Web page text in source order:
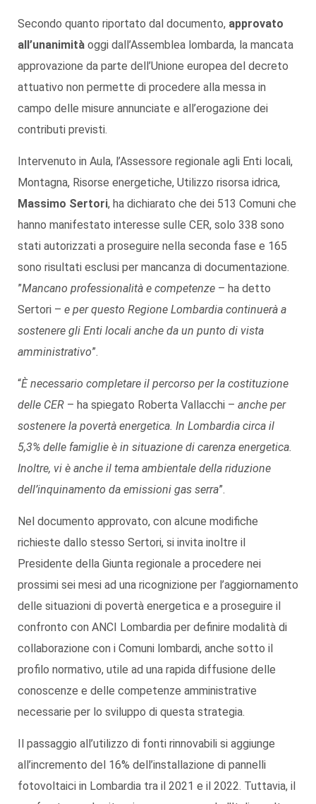
Secondo quanto riportato dal documento, approvato
all’unanimità oggi dall’Assemblea lombarda, la mancata
approvazione da parte dell’Unione europea del decreto
attuativo non permette di procedere alla messa in
campo delle misure annunciate e all’erogazione dei
contributi previsti.
Intervenuto in Aula, l’Assessore regionale agli Enti locali,
Montagna, Risorse energetiche, Utilizzo risorsa idrica,
Massimo Sertori, ha dichiarato che dei 513 Comuni che
hanno manifestato interesse sulle CER, solo 338 sono
stati autorizzati a proseguire nella seconda fase e 165
sono risultati esclusi per mancanza di documentazione.
”Mancano professionalità e competenze – ha detto
Sertori – e per questo Regione Lombardia continuerà a
sostenere gli Enti locali anche da un punto di vista
amministrativo”.
“È necessario completare il percorso per la costituzione
delle CER – ha spiegato Roberta Vallacchi – anche per
sostenere la povertà energetica. In Lombardia circa il
5,3% delle famiglie è in situazione di carenza energetica.
Inoltre, vi è anche il tema ambientale della riduzione
dell’inquinamento da emissioni gas serra”.
Nel documento approvato, con alcune modifiche
richieste dallo stesso Sertori, si invita inoltre il
Presidente della Giunta regionale a procedere nei
prossimi sei mesi ad una ricognizione per l’aggiornamento
delle situazioni di povertà energetica e a proseguire il
confronto con ANCI Lombardia per definire modalità di
collaborazione con i Comuni lombardi, anche sotto il
profilo normativo, utile ad una rapida diffusione delle
conoscenze e delle competenze amministrative
necessarie per lo sviluppo di questa strategia.
Il passaggio all’utilizzo di fonti rinnovabili si aggiunge
all’incremento del 16% dell’installazione di pannelli
fotovoltaici in Lombardia tra il 2021 e il 2022. Tuttavia, il